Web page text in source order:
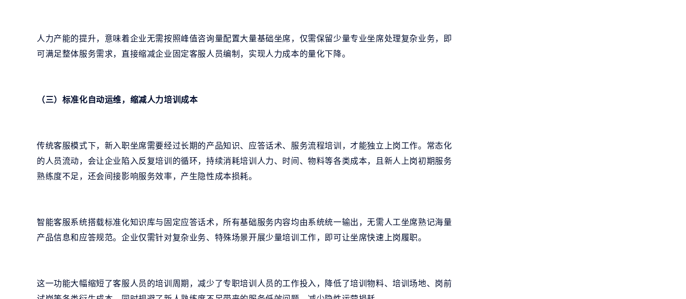
人力产能的提升，意味着企业无需按照峰值咨询量配置大量基础坐席，仅需保留少量专业坐席处理复杂业务，即
可满足整体服务需求，直接缩减企业固定客服人员编制，实现人力成本的量化下降。
（三）标准化自动运维，缩减人力培训成本
传统客服模式下，新入职坐席需要经过长期的产品知识、应答话术、服务流程培训，才能独立上岗工作。常态化
的人员流动，会让企业陷入反复培训的循环，持续消耗培训人力、时间、物料等各类成本，且新人上岗初期服务
熟练度不足，还会间接影响服务效率，产生隐性成本损耗。
智能客服系统搭载标准化知识库与固定应答话术，所有基础服务内容均由系统统一输出，无需人工坐席熟记海量
产品信息和应答规范。企业仅需针对复杂业务、特殊场景开展少量培训工作，即可让坐席快速上岗履职。
这一功能大幅缩短了客服人员的培训周期，减少了专职培训人员的工作投入，降低了培训物料、培训场地、岗前